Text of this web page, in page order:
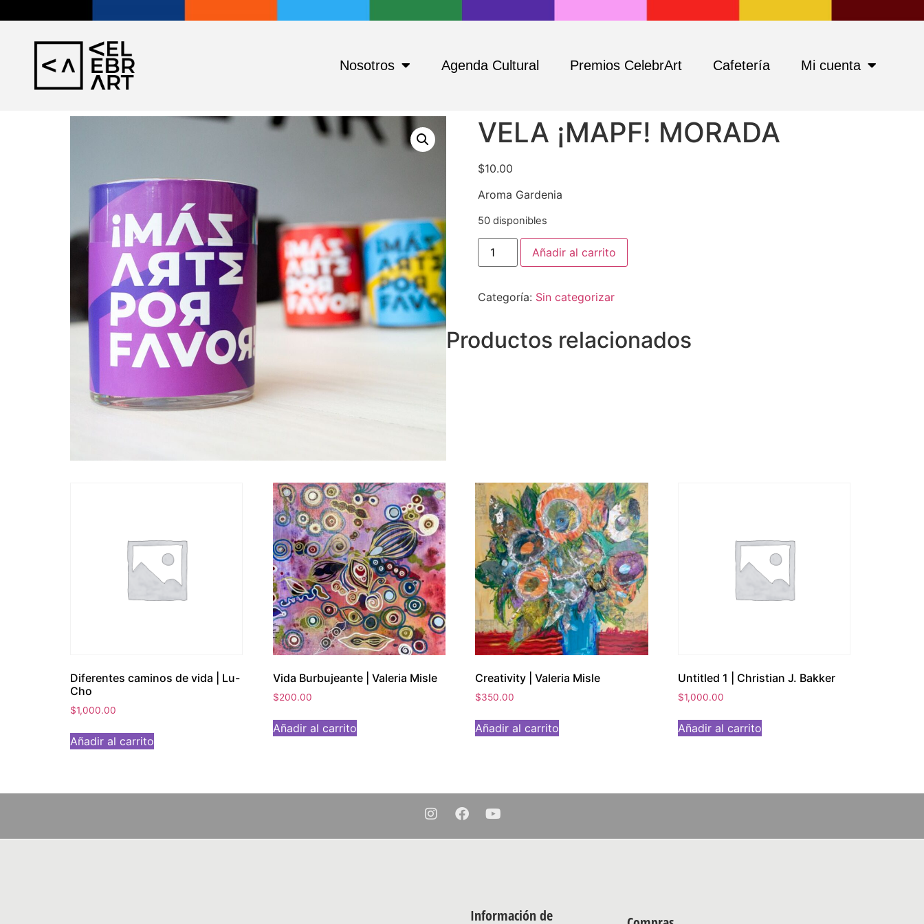
Nosotros Agenda Cultural Premios CelebrArt Cafetería Mi cuenta
VELA ¡MAPF! MORADA
$10.00
Aroma Gardenia
50 disponibles
Añadir al carrito
Categoría: Sin categorizar
Productos relacionados
Diferentes caminos de vida | Lu-
Cho
$1,000.00
Añadir al carrito
Vida Burbujeante | Valeria Misle
$200.00
Añadir al carrito
Creativity | Valeria Misle
$350.00
Añadir al carrito
Untitled 1 | Christian J. Bakker
$1,000.00
Añadir al carrito
Información de